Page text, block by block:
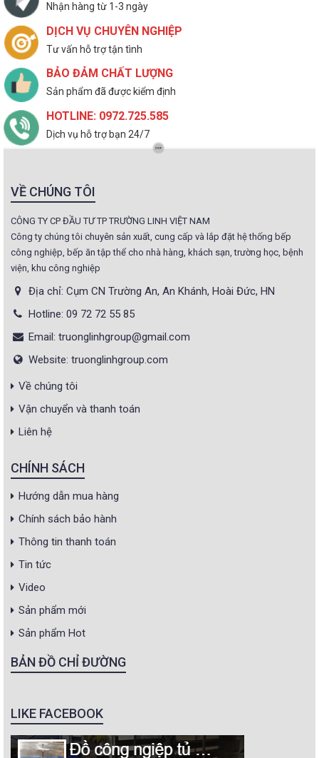
Nhận hàng từ 1-3 ngày
DỊCH VỤ CHUYÊN NGHIỆP
Tư vấn hỗ trợ tận tình
BẢO ĐẢM CHẤT LƯỢNG
Sản phẩm đã được kiểm định
HOTLINE: 0972.725.585
Dịch vụ hỗ trợ bạn 24/7
VỀ CHÚNG TÔI
CÔNG TY CP ĐẦU TƯ TP TRƯỜNG LINH VIỆT NAM
Công ty chúng tôi chuyên sản xuất, cung cấp và lắp đặt hệ thống bếp
công nghiệp, bếp ăn tập thể cho nhà hàng, khách sạn, trường học, bệnh
viện, khu công nghiệp
Địa chỉ: Cụm CN Trường An, An Khánh, Hoài Đức, HN
Hotline: 09 72 72 55 85
Email: truonglinhgroup@gmail.com
Website: truonglinhgroup.com
Về chúng tôi
Vận chuyển và thanh toán
Liên hệ
CHÍNH SÁCH
Hướng dẫn mua hàng
Chính sách bảo hành
Thông tin thanh toán
Tin tức
Video
Sản phẩm mới
Sản phẩm Hot
BẢN ĐỒ CHỈ ĐƯỜNG
LIKE FACEBOOK